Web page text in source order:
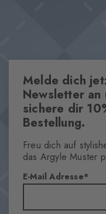
Melde dich
Newsletter an
sichere dir
Bestellung.
Freu dich auf
das Argyle Muster
E-Mail Adresse